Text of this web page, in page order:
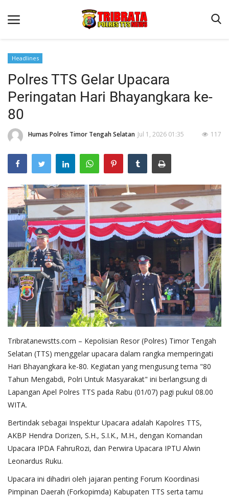
Beranda
Terms & Conditions
Reskrim
Binkam
Lantas
Giat Ops
Polisi Kita
Jurnal Kamtibmas
Headlines
Polres TTS Gelar Upacara
Peringatan Hari Bhayangkara ke-
80
Humas Polres Timor Tengah Selatan Jul 1, 2026 01:35 117
Tribratanewstts.com – Kepolisian Resor (Polres) Timor Tengah
Selatan (TTS) menggelar upacara dalam rangka memperingati
Hari Bhayangkara ke-80. Kegiatan yang mengusung tema "80
Tahun Mengabdi, Polri Untuk Masyarakat" ini berlangsung di
Lapangan Apel Polres TTS pada Rabu (01/07) pagi pukul 08.00
WITA.
Bertindak sebagai Inspektur Upacara adalah Kapolres TTS,
AKBP Hendra Dorizen, S.H., S.I.K., M.H., dengan Komandan
Upacara IPDA FahruRozi, dan Perwira Upacara IPTU Alwin
Leonardus Ruku.
Upacara ini dihadiri oleh jajaran penting Forum Koordinasi
Pimpinan Daerah (Forkopimda) Kabupaten TTS serta tamu